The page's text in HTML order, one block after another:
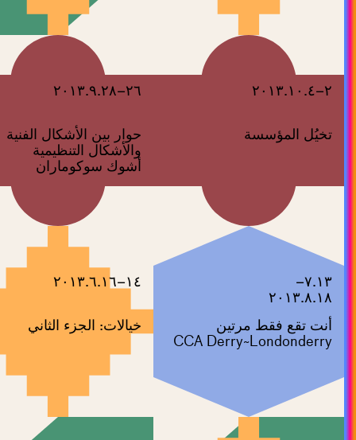
٢–٢٠١٣.١٠.٤
تخيُل المؤسسة
٢٦–٢٠١٣.٩.٢٨
حوار بين الأشكال الفنية
والأشكال التنظيمية
أشوك سوكوماران
٧.١٣–
٢٠١٣.٨.١٨
أنت تقع فقط مرتين
CCA Derry~Londonderry
١٤–٢٠١٣.٦.١٦
خيالات: الجزء الثاني